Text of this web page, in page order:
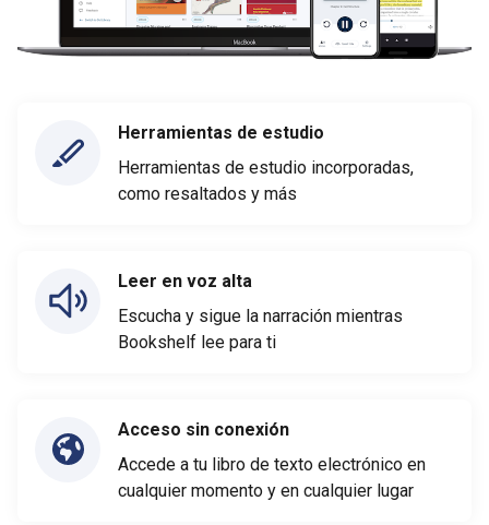
Herramientas de estudio
Herramientas de estudio incorporadas,
como resaltados y más
Leer en voz alta
Escucha y sigue la narración mientras
Bookshelf lee para ti
Acceso sin conexión
Accede a tu libro de texto electrónico en
cualquier momento y en cualquier lugar